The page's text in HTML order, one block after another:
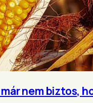
nem biztos,